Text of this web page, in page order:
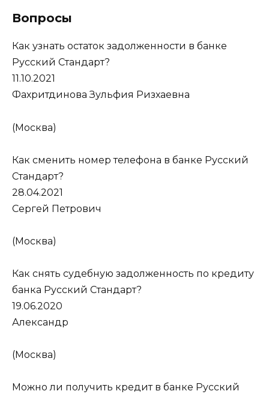
Вопросы
Как узнать остаток задолженности в банке
Русский Стандарт?
11.10.2021
Фахритдинова Зульфия Ризхаевна
(Москва)
Как сменить номер телефона в банке Русский
Стандарт?
28.04.2021
Сергей Петрович
(Москва)
Как снять судебную задолженность по кредиту
банка Русский Стандарт?
19.06.2020
Александр
(Москва)
Можно ли получить кредит в банке Русский